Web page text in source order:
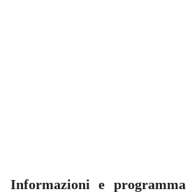
Informazioni e programma